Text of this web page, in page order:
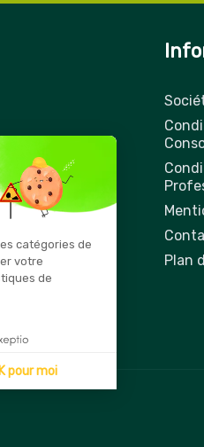
Plan
catégories de
votre
de
pour moi
: Personnalisez vos Options
et de gérer vos